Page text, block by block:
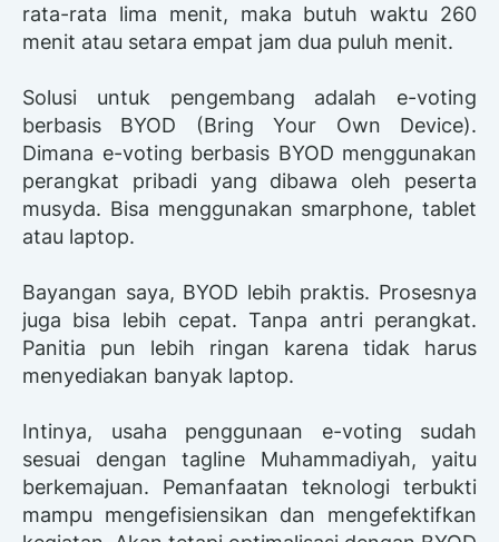
rata-rata lima menit, maka butuh waktu 260
menit atau setara empat jam dua puluh menit.
Solusi untuk pengembang adalah e-voting
berbasis BYOD (Bring Your Own Device).
Dimana e-voting berbasis BYOD menggunakan
perangkat pribadi yang dibawa oleh peserta
musyda. Bisa menggunakan smarphone, tablet
atau laptop.
Bayangan saya, BYOD lebih praktis. Prosesnya
juga bisa lebih cepat. Tanpa antri perangkat.
Panitia pun lebih ringan karena tidak harus
menyediakan banyak laptop.
Intinya, usaha penggunaan e-voting sudah
sesuai dengan tagline Muhammadiyah, yaitu
berkemajuan. Pemanfaatan teknologi terbukti
mampu mengefisiensikan dan mengefektifkan